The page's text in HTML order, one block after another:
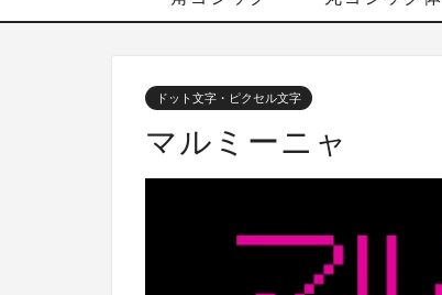
ドット文字・ピクセル文字
マルミーニャ